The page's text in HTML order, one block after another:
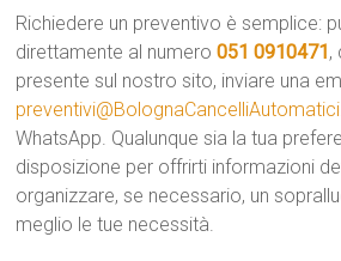
Richiedere un preventivo è semplice:
direttamente al numero051 0910471,
presente sul nostro sito, inviare una
WhatsApp. Qualunque sia la tua
disposizione per offrirti informazioni
organizzare, se necessario, un
meglio le tue necessità.